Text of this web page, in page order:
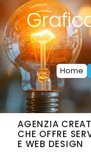
Home
AGENZIA
CHE OFFRE
E WEB DESIGN